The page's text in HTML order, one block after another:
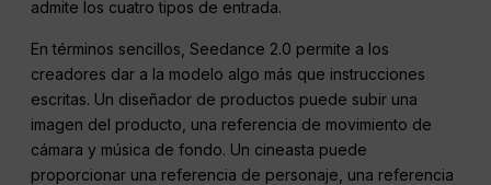
admite los cuatro tipos de entrada.
En términos sencillos, Seedance 2.0 permite a los
creadores dar a la modelo algo más que instrucciones
escritas. Un diseñador de productos puede subir una
imagen del producto, una referencia de movimiento de
cámara y música de fondo. Un cineasta puede
proporcionar una referencia de personaje, una referencia